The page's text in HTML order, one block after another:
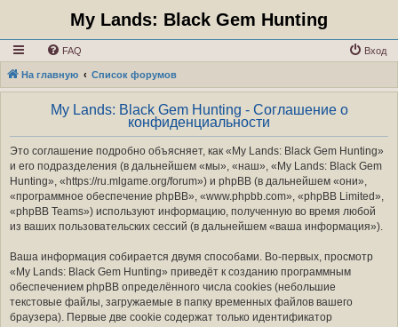
My Lands: Black Gem Hunting
FAQ Вход
На главную Список форумов
My Lands: Black Gem Hunting - Соглашение о
конфиденциальности
Это соглашение подробно объясняет, как «My Lands: Black Gem Hunting»
и его подразделения (в дальнейшем «мы», «наш», «My Lands: Black Gem
Hunting», «https://ru.mlgame.org/forum») и phpBB (в дальнейшем «они»,
«программное обеспечение phpBB», «www.phpbb.com», «phpBB Limited»,
«phpBB Teams») используют информацию, полученную во время любой
из ваших пользовательских сессий (в дальнейшем «ваша информация»).
Ваша информация собирается двумя способами. Во-первых, просмотр
«My Lands: Black Gem Hunting» приведёт к созданию программным
обеспечением phpBB определённого числа cookies (небольшие
текстовые файлы, загружаемые в папку временных файлов вашего
браузера). Первые две cookie содержат только идентификатор